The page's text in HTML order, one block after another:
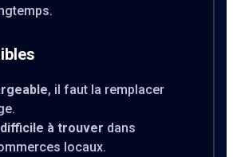
, il faut la remplacer
à trouver dans
locaux.